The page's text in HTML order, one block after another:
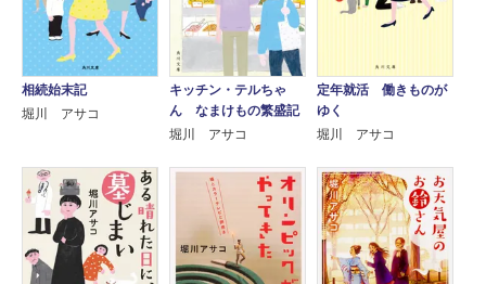
相続始末記
堀川 アサコ
キッチン・テルちゃ
ん なまけもの繁盛記
堀川 アサコ
定年就活 働きものが
ゆく
堀川 アサコ